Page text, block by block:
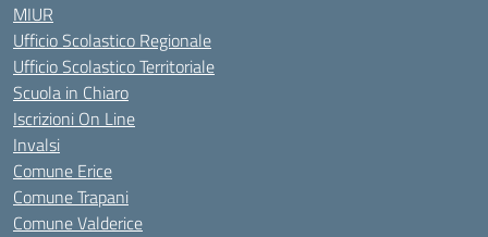
MIUR
Ufficio Scolastico Regionale
Ufficio Scolastico Territoriale
Scuola in Chiaro
Iscrizioni On Line
Invalsi
Comune Erice
Comune Trapani
Comune Valderice